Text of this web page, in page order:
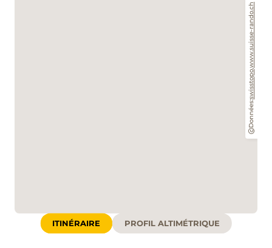
Données:
swisstopo
www.suisse-rando.ch
ITINÉRAIRE PROFIL ALTIMÉTRIQUE